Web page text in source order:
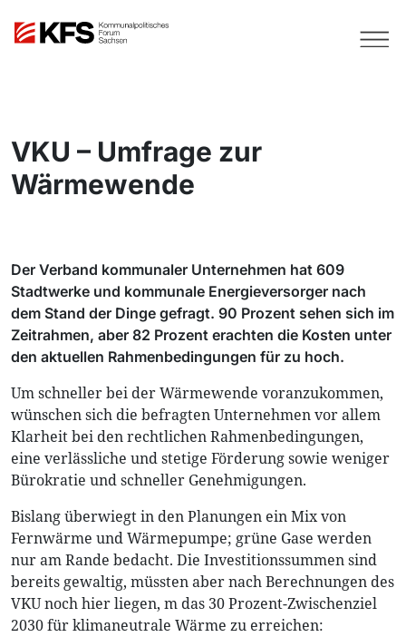
VKU – Umfrage zur
Wärmewende
Der Verband kommunaler Unternehmen hat 609
Stadtwerke und kommunale Energieversorger nach
dem Stand der Dinge gefragt. 90 Prozent sehen sich im
Zeitrahmen, aber 82 Prozent erachten die Kosten unter
den aktuellen Rahmenbedingungen für zu hoch.
Um schneller bei der Wärmewende voranzukommen,
wünschen sich die befragten Unternehmen vor allem
Klarheit bei den rechtlichen Rahmenbedingungen,
eine verlässliche und stetige Förderung sowie weniger
Bürokratie und schneller Genehmigungen.
Bislang überwiegt in den Planungen ein Mix von
Fernwärme und Wärmepumpe; grüne Gase werden
nur am Rande bedacht. Die Investitionssummen sind
bereits gewaltig, müssten aber nach Berechnungen des
VKU noch hier liegen, m das 30 Prozent-Zwischenziel
2030 für klimaneutrale Wärme zu erreichen: